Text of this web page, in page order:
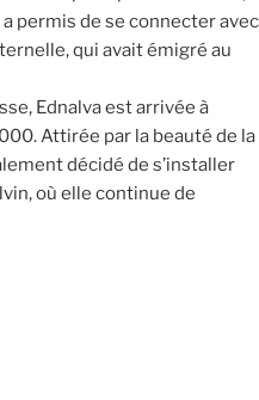
permis de se connecter avec
qui avait émigré au
Ednalva est arrivée à
Attirée par la beauté de la
décidé de s’installer
où elle continue de